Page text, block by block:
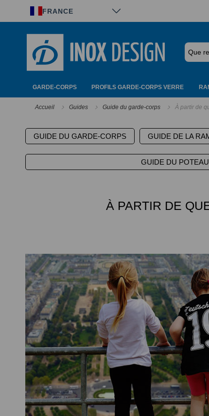
FRANCE
GARDE-CORPS PROFILS GARDE-CORPS VERRE
Accueil Guides Guide du garde-corps À partir de
GUIDE DU GARDE-CORPS GUIDE DE LA
GUIDE DU POTEAU
À PARTIR DE
Panneau de gestion des cookies